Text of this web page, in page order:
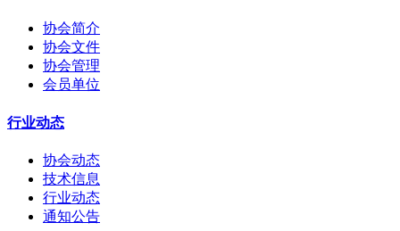
协会简介
协会文件
协会管理
会员单位
行业动态
协会动态
技术信息
行业动态
通知公告